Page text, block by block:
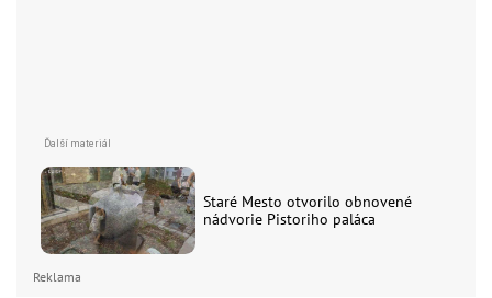
Staré Mesto otvorilo obnovené
nádvorie Pistoriho paláca
Reklama